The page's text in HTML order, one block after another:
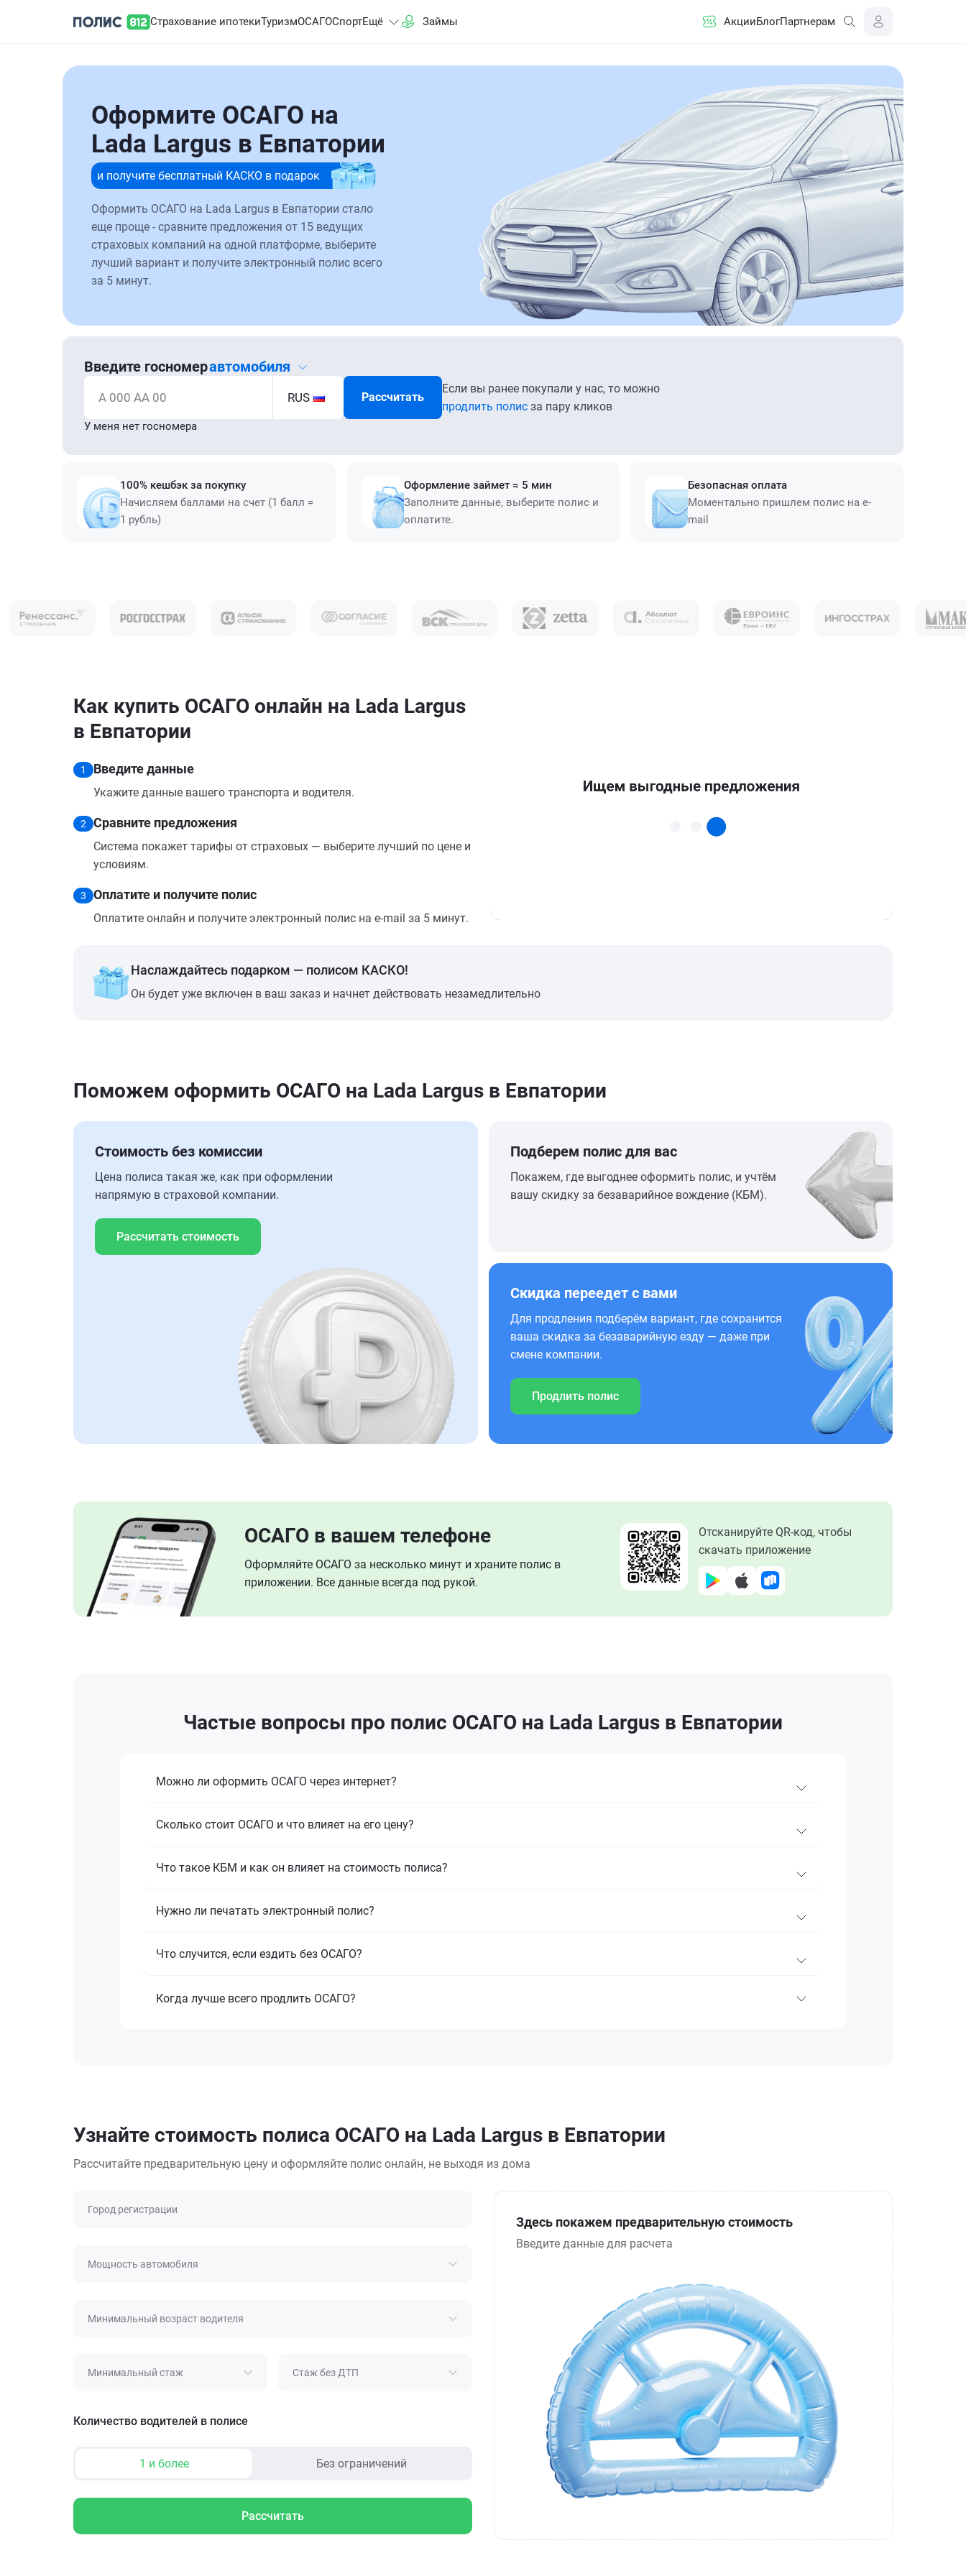
Страхование ипотекиТуризмОСАГОСпортЕщё Займы АкцииБлогПартнерам
Оформите ОСАГО на
Lada Largus в Евпатории
и получите бесплатный КАСКО в подарок
Оформить ОСАГО на Lada Largus в Евпатории стало
еще проще - сравните предложения от 15 ведущих
страховых компаний на одной платформе, выберите
лучший вариант и получите электронный полис всего
за 5 минут.
Введите госномеравтомобиля
А 000 АА 00 RUS Рассчитать
Если вы ранее покупали у нас, то можно
продлить полис за пару кликов
У меня нет госномера
100% кешбэк за покупку
Начисляем баллами на счет (1 балл =
1 рубль)
Оформление займет ≈ 5 мин
Заполните данные, выберите полис и
оплатите.
Безопасная оплата
Моментально пришлем полис на e-
mail
Как купить ОСАГО онлайн на Lada Largus
в Евпатории
1 Введите данные
Укажите данные вашего транспорта и водителя.
2 Сравните предложения
Система покажет тарифы от страховых — выберите лучший по цене и
условиям.
3 Оплатите и получите полис
Оплатите онлайн и получите электронный полис на e-mail за 5 минут.
Наслаждайтесь подарком — полисом КАСКО!
Он будет уже включен в ваш заказ и начнет действовать незамедлительно
Поможем оформить ОСАГО на Lada Largus в Евпатории
Стоимость без комиссии
Цена полиса такая же, как при оформлении
напрямую в страховой компании.
Рассчитать стоимость
Подберем полис для вас
Покажем, где выгоднее оформить полис, и учтём
вашу скидку за безаварийное вождение (КБМ).
Скидка переедет с вами
Для продления подберём вариант, где сохранится
ваша скидка за безаварийную езду — даже при
смене компании.
Продлить полис
ОСАГО в вашем телефоне
Оформляйте ОСАГО за несколько минут и храните полис в
приложении. Все данные всегда под рукой.
Отсканируйте QR-код, чтобы
скачать приложение
Частые вопросы про полис ОСАГО на Lada Largus в Евпатории
Можно ли оформить ОСАГО через интернет?
Сколько стоит ОСАГО и что влияет на его цену?
Что такое КБМ и как он влияет на стоимость полиса?
Нужно ли печатать электронный полис?
Что случится, если ездить без ОСАГО?
Когда лучше всего продлить ОСАГО?
Узнайте стоимость полиса ОСАГО на Lada Largus в Евпатории
Рассчитайте предварительную цену и оформляйте полис онлайн, не выходя из дома
Город регистрации
Мощность автомобиля
Минимальный возраст водителя
Минимальный стаж Стаж без ДТП
Количество водителей в полисе
1 и более Без ограничений
Рассчитать
Здесь покажем предварительную стоимость
Введите данные для расчета